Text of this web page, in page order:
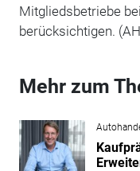
Mitgliedsbetriebe
berücksichtigen.
Mehr zum